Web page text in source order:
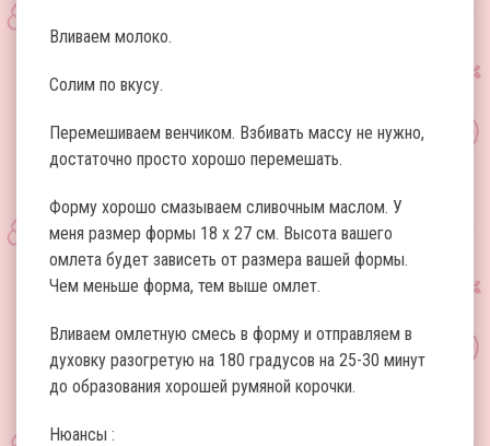
Вливаем молоко.
Солим по вкусу.
Перемешиваем венчиком. Взбивать массу не нужно,
достаточно просто хорошо перемешать.
Форму хорошо смазываем сливочным маслом. У
меня размер формы 18 х 27 см. Высота вашего
омлета будет зависеть от размера вашей формы.
Чем меньше форма, тем выше омлет.
Вливаем омлетную смесь в форму и отправляем в
духовку разогретую на 180 градусов на 25-30 минут
до образования хорошей румяной корочки.
Нюансы :